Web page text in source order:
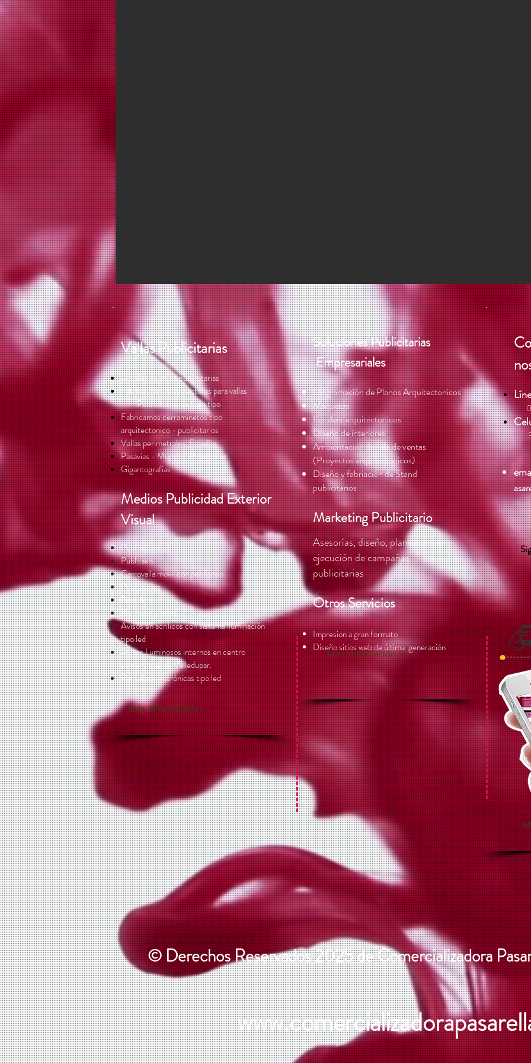
Vallas Publicitarias
Alquiler de vallas publicitarias
Fabricación de estructuras para vallas
Publicitarias de todo tipo
Fabricamos cerraminetos tipo
arquitectonico - publicitarios
Vallas perimetrales. Estadios
Pasavias - Mupys - Mogadores
Gigantografias
Medios Publicidad Exterior
Visual
Publibus movil
Publitaxis
Carrovalla movil con perifoneo
Publipostes
Bastidores
Banderas y astas
Avisos en acrilicos con sistema iluminación
tipo led
Avisos Luminosos internos en centro
comerciales de Valledupar.
Pantallas electrónicas tipo led
Más información >
Soluciones Publicitarias
Empresariales
Diagramación de Planos Arquitectonicos
Maquetas
Renders arquitectonicos
Diseño de interiores
Ambientacion de sala de ventas
(Proyectos arquitectonicos)
Diseño y fabriación de Stand
publicitarios
Marketing Publicitario
Asesorías, diseño, planeacion y
ejecución de campañas
publicitarias
Otros Servicios
Impresion a gran formato
Diseño sitios web de última generación
Más Información >
© Derechos Reservados 2025 de Comercializadora